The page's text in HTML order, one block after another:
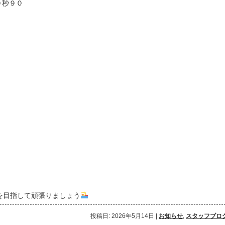
９０
指して頑張りましょう
投稿日: 2026年5月14日 お知らせ, スタッフブロ